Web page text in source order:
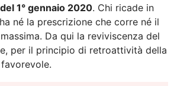
1° gennaio 2020. Chi ricade in
né la prescrizione che corre né il
Da qui la reviviscenza del
per il principio di retroattività della